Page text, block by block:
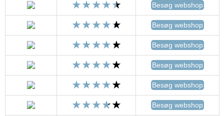
Besøg webshop
Besøg webshop
Besøg webshop
Besøg webshop
Besøg webshop
Besøg webshop